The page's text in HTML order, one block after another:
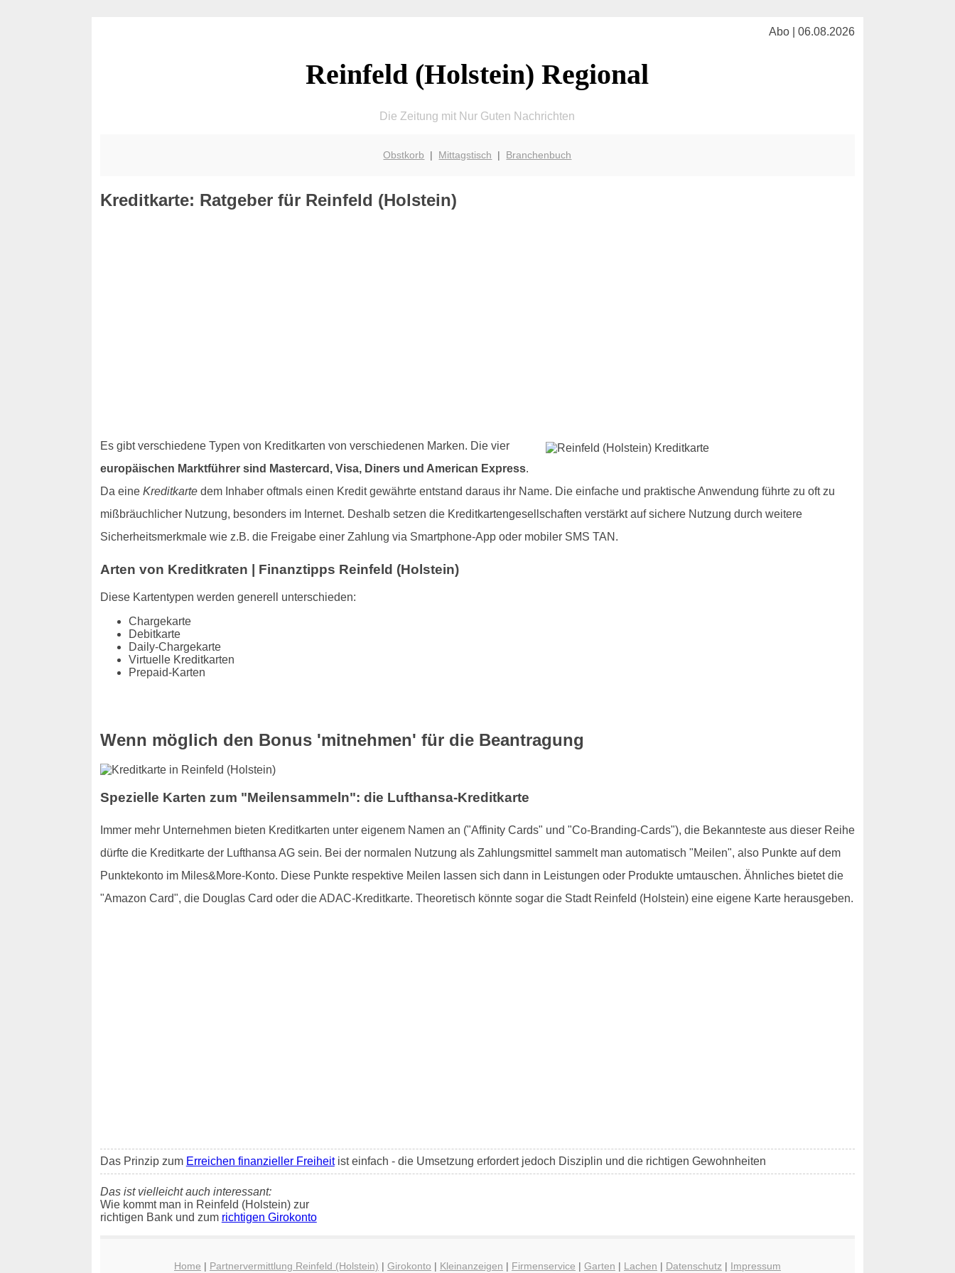
Abo | 06.08.2026
Reinfeld (Holstein) Regional
Die Zeitung mit Nur Guten Nachrichten
Obstkorb | Mittagstisch | Branchenbuch
Kreditkarte: Ratgeber für Reinfeld (Holstein)
Es gibt verschiedene Typen von Kreditkarten von verschiedenen Marken. Die vier
europäischen Marktführer sind Mastercard, Visa, Diners und American Express.
Da eine Kreditkartedem Inhaber oftmals einen Kredit gewährte entstand daraus ihr Name. Die einfache und praktische Anwendung führte zu oft zu
mißbräuchlicher Nutzung, besonders im Internet. Deshalb setzen die Kreditkartengesellschaften verstärkt auf sichere Nutzung durch weitere
Sicherheitsmerkmale wie z.B. die Freigabe einer Zahlung via Smartphone-App oder mobiler SMS TAN.
Arten von Kreditkraten | Finanztipps Reinfeld (Holstein)
Diese Kartentypen werden generell unterschieden:
Chargekarte
Debitkarte
Daily-Chargekarte
Virtuelle Kreditkarten
Prepaid-Karten
Wenn möglich den Bonus 'mitnehmen' für die Beantragung
Spezielle Karten zum "Meilensammeln": die Lufthansa-Kreditkarte
Immer mehr Unternehmen bieten Kreditkarten unter eigenem Namen an ("Affinity Cards" und "Co-Branding-Cards"), die Bekannteste aus dieser Reihe
dürfte die Kreditkarte der Lufthansa AG sein. Bei der normalen Nutzung als Zahlungsmittel sammelt man automatisch "Meilen", also Punkte auf dem
Punktekonto im Miles&More-Konto. Diese Punkte respektive Meilen lassen sich dann in Leistungen oder Produkte umtauschen. Ähnliches bietet die
"Amazon Card", die Douglas Card oder die ADAC-Kreditkarte. Theoretisch könnte sogar die Stadt Reinfeld (Holstein) eine eigene Karte herausgeben.
Das Prinzip zum Erreichen finanzieller Freiheitist einfach - die Umsetzung erfordert jedoch Disziplin und die richtigen Gewohnheiten
Das ist vielleicht auch interessant:
Wie kommt man in Reinfeld (Holstein) zur
richtigen Bank und zum richtigen Girokonto
Home | Partnervermittlung Reinfeld (Holstein) | Girokonto | Kleinanzeigen | Firmenservice | Garten | Lachen | Datenschutz| Impressum